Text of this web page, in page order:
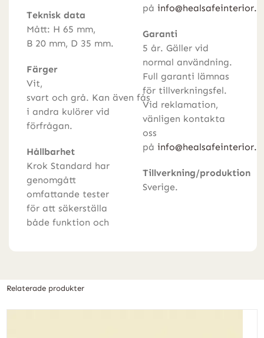
Teknisk data
Mått: H 65 mm,
B 20 mm, D 35 mm.
Färger
Vit,
svart och grå. Kan även fås
i andra kulörer vid
förfrågan.
Hållbarhet
Krok Standard har
genomgått
omfattande tester
för att säkerställa
både funktion och
på
Garanti
5 år. Gäller vid
normal användning.
Full garanti lämnas
för tillverkningsfel.
Vid reklamation,
vänligen kontakta
oss
på
Tillverkning/produktion
Sverige.
Relaterade produkter